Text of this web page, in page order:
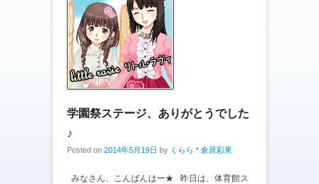
学園祭ステージ、ありがとうでした
♪
Posted on 2014年5月19日 by くらら * 倉原彩果
みなさん、こんばんはー★ 昨日は、体育館ス